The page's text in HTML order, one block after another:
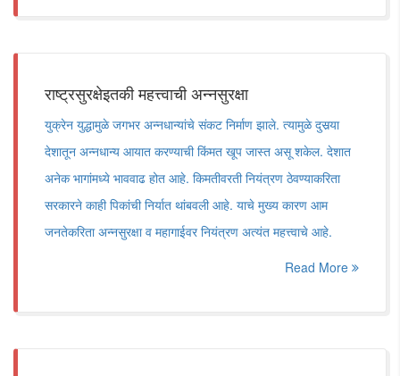
राष्ट्रसुरक्षेइतकी महत्त्वाची अन्नसुरक्षा
युक्रेन युद्धामुळे जगभर अन्नधान्यांचे संकट निर्माण झाले. त्यामुळे दुसर्‍या
देशातून अन्नधान्य आयात करण्याची किंमत खूप जास्त असू शकेल. देशात
अनेक भागांमध्ये भाववाढ होत आहे. किमतीवरती नियंत्रण ठेवण्याकरिता
सरकारने काही पिकांची निर्यात थांबवली आहे. याचे मुख्य कारण आम
जनतेकरिता अन्नसुरक्षा व महागाईवर नियंत्रण अत्यंत महत्त्वाचे आहे.
Read More